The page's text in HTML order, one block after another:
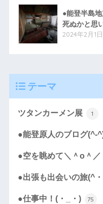
●能登半島
死ぬかと思
2024年2月1日
テーマ
ツタンカーメン展 1
●能登原人のブログ(^-
●空を眺めて＼＾o＾／
●出張も出会いの旅(^
●仕事中！(・_・) 75